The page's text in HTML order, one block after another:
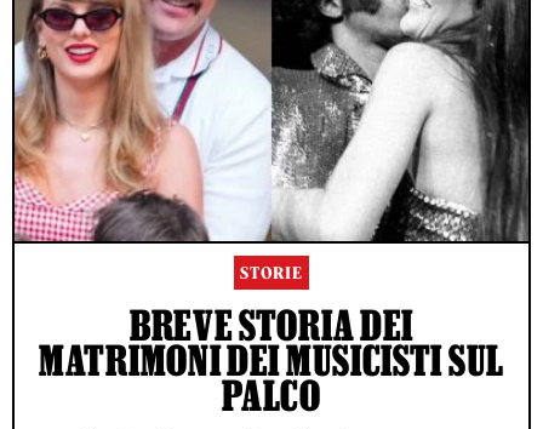
STORIE
BREVE STORIA DEI
MATRIMONI DEI MUSICISTI SUL
PALCO